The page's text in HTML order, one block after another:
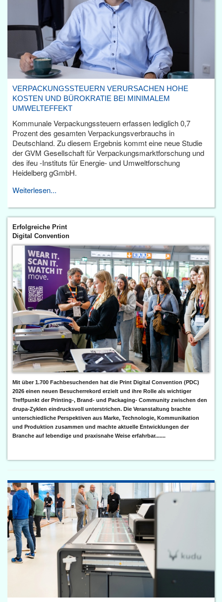
VERPACKUNGSSTEUERN VERURSACHEN HOHE
KOSTEN UND BÜROKRATIE BEI MINIMALEM
UMWELTEFFEKT
Kommunale Verpackungssteuern erfassen lediglich 0,7
Prozent des gesamten Verpackungsverbrauchs in
Deutschland. Zu diesem Ergebnis kommt eine neue Studie
der GVM Gesellschaft für Verpackungsmarktforschung und
des ifeu -Instituts für Energie- und Umweltforschung
Heidelberg gGmbH.
Weiterlesen...
Erfolgreiche Print
Digital Convention
Mit über 1.700 Fachbesuchenden hat die Print Digital Convention (PDC)
2026 einen neuen Besucherrekord erzielt und ihre Rolle als wichtiger
Treffpunkt der Printing-, Brand- und Packaging- Community zwischen den
drupa-Zyklen eindrucksvoll unterstrichen. Die Veranstaltung brachte
unterschiedliche Perspektiven aus Marke, Technologie, Kommunikation
und Produktion zusammen und machte aktuelle Entwicklungen der
Branche auf lebendige und praxisnahe Weise erfahrbar.......